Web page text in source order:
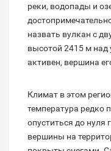
реки, водопады и
назвать вулкан с
высотой 2415 м над
активен, вершина
Климат в этом
температура редко
опуститься до нуля
вершины на